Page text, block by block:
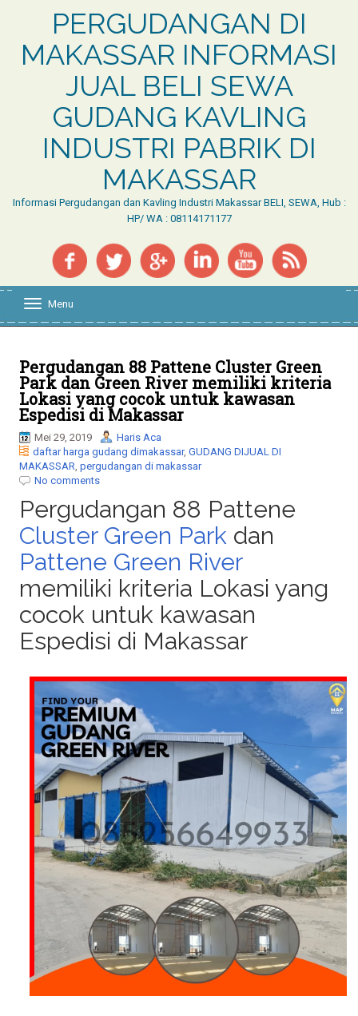
PERGUDANGAN DI
MAKASSAR INFORMASI
JUAL BELI SEWA
GUDANG KAVLING
INDUSTRI PABRIK DI
MAKASSAR
Informasi Pergudangan dan Kavling Industri Makassar BELI, SEWA, Hub :
HP/ WA : 08114171177
l
e
n
a
v
g
a
o
n
Menu
Pergudangan 88 Pattene Cluster Green
Park dan Green River memiliki kriteria
Lokasi yang cocok untuk kawasan
Espedisi di Makassar
Mei 29, 2019
Haris Aca
daftar harga gudang dimakassar, GUDANG DIJUAL DI
MAKASSAR, pergudangan di makassar
No comments
Pergudangan 88 Pattene
Cluster Green Park dan
Pattene Green River
memiliki kriteria Lokasi yang
cocok untuk kawasan
Espedisi di Makassar